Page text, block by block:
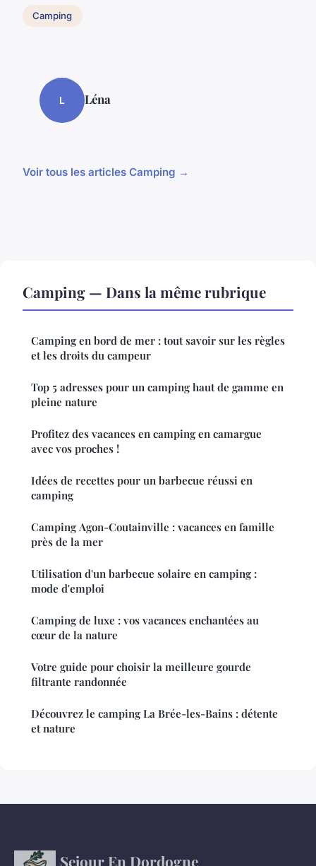
Camping
L Léna
Voir tous les articles Camping →
Camping — Dans la même rubrique
Camping en bord de mer : tout savoir sur les règles
et les droits du campeur
Top 5 adresses pour un camping haut de gamme en
pleine nature
Profitez des vacances en camping en camargue
avec vos proches !
Idées de recettes pour un barbecue réussi en
camping
Camping Agon-Coutainville : vacances en famille
près de la mer
Utilisation d'un barbecue solaire en camping :
mode d'emploi
Camping de luxe : vos vacances enchantées au
cœur de la nature
Votre guide pour choisir la meilleure gourde
filtrante randonnée
Découvrez le camping La Brée-les-Bains : détente
et nature
Sejour En Dordogne